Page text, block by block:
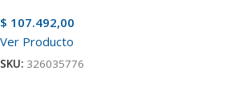
$ 107.492,00
Ver Producto
SKU: 326035776